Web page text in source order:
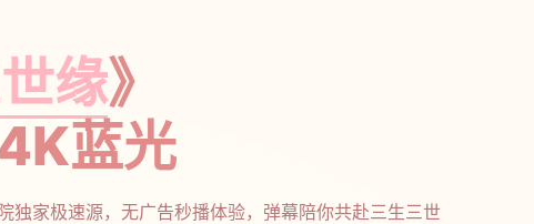
缘》
蓝光
独家极速源，无广告秒播体验，弹幕陪你共赴三生三世